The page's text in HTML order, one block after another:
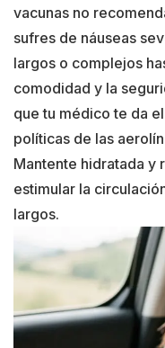
vacunas no
sufres de náuseas
largos o complejos
comodidad y la
que tu médico te da
políticas de las
Mantente hidratada y
estimular la
largos.